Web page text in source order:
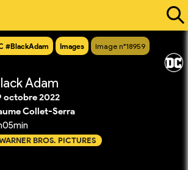
#BlackAdam Images Image n°18959
Adam
octobre 2022
Collet-Serra
BROS. PICTURES